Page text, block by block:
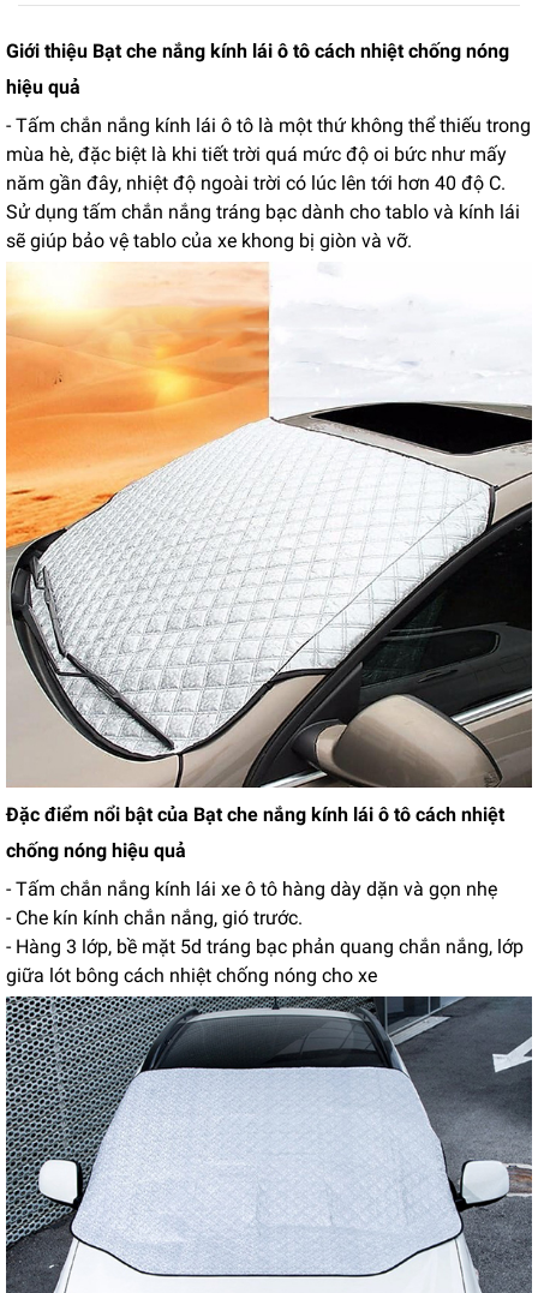
Giới thiệu Bạt che nắng kính lái ô tô cách nhiệt chống nóng
hiệu quả
- Tấm chắn nắng kính lái ô tô là một thứ không thể thiếu trong
mùa hè, đặc biệt là khi tiết trời quá mức độ oi bức như mấy
năm gần đây, nhiệt độ ngoài trời có lúc lên tới hơn 40 độ C.
Sử dụng tấm chắn nắng tráng bạc dành cho tablo và kính lái
sẽ giúp bảo vệ tablo của xe khong bị giòn và vỡ.
Đặc điểm nổi bật của Bạt che nắng kính lái ô tô cách nhiệt
chống nóng hiệu quả
- Tấm chắn nắng kính lái xe ô tô hàng dày dặn và gọn nhẹ
- Che kín kính chắn nắng, gió trước.
- Hàng 3 lớp, bề mặt 5d tráng bạc phản quang chắn nắng, lớp
giữa lót bông cách nhiệt chống nóng cho xe